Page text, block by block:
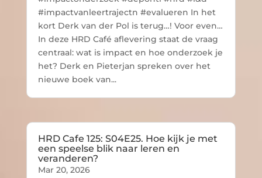
#impactvanleertrajectn #evalueren In het
kort Derk van der Pol is terug…! Voor even…
In deze HRD Café aflevering staat de vraag
centraal: wat is impact en hoe onderzoek je
het? Derk en Pieterjan spreken over het
nieuwe boek van...
HRD Cafe 125: S04E25. Hoe kijk je met
een speelse blik naar leren en
veranderen?
Mar 20, 2026